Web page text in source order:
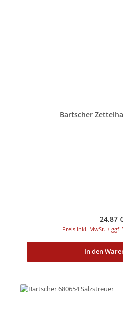
Bartscher
24,87 €
Preis inkl. MwSt. + ggf.
In den